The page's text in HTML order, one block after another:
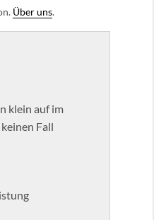
Über uns.
klein auf im
Fall